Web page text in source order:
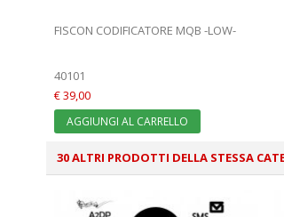
FISCON CODIFICATORE MQB -LOW-
40101
€ 39,00
AGGIUNGI AL CARRELLO
30 ALTRI PRODOTTI DELLA STESSA